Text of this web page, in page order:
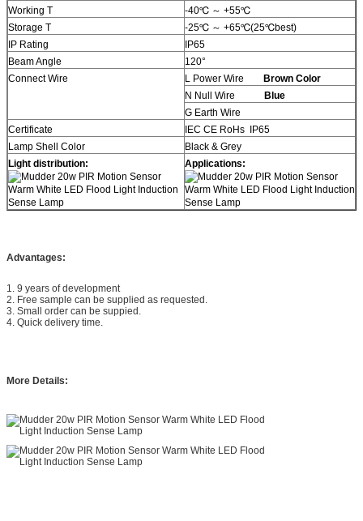
Working T
-40℃ ～ +55℃
Storage T
-25℃ ～ +65℃(25℃best)
IP Rating
IP65
Beam Angle
120°
Connect Wire
L Power Wire
Brown Color
N Null Wire
Blue
G Earth Wire
Certificate
IEC CE RoHs IP65
Lamp Shell Color
Black & Grey
Light distribution:
Applications:
Advantages:
1. 9 years of development
2. Free sample can be supplied as requested.
3. Small order can be suppied.
4. Quick delivery time.
More Details: